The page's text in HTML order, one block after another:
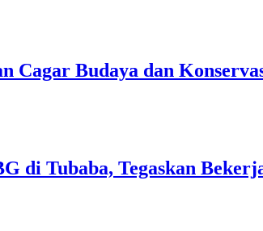
Cagar Budaya dan
Tubaba, Tegaskan